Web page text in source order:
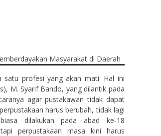
satu profesi yang akan mati. Hal ini
M. Syarif Bando, yang dilantik pada
agar pustakawan tidak dapat
harus berubah, tidak lagi
dilakukan pada abad ke-18
perpustakaan masa kini harus